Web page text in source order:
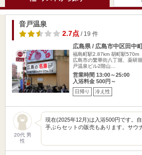
音戸温泉
2.7点/ 19 件
広島県 / 広島市中区田中
福島町駅2.87km 胡町駅570m
広島市の繁華街八丁堀、薬研
戸温泉ビル2階山…
営業時間 13:00～25:00
入浴料金 500円～
日帰り 冷え性
20代 男
性
現在(2025年12月)は入浴500円です。
手ぶらセットの販売もあります。サウ